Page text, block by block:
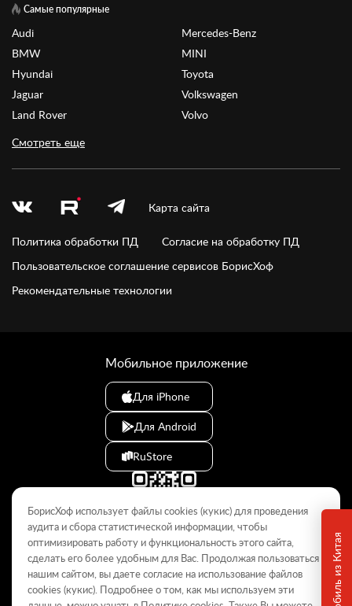
Самые популярные
Audi
BMW
Hyundai
Jaguar
Land Rover
Mercedes-Benz
MINI
Toyota
Volkswagen
Volvo
Смотреть еще
Карта сайта
Политика обработки ПД
Согласие на обработку ПД
Пользовательское соглашение сервисов БорисХоф
Рекомендательные технологии
© 2009–2026
Данный интернет-сайт носит информационный характер и не
является публичной офертой, определяемой положениями Статьи
Мобильное приложение
Для iPhone
Для Android
RuStore
БорисХоф использует файлы cookies (кукиc) для проведения
аудита и сбора статистической информации, чтобы
оптимизировать работу и функциональность этого сайта,
сделать его более удобным для Вас. Продолжая пользоваться
нашим сайтом, вы даете согласие на использование файлов
cookies (кукиc). Подробнее о том, как мы используем эти